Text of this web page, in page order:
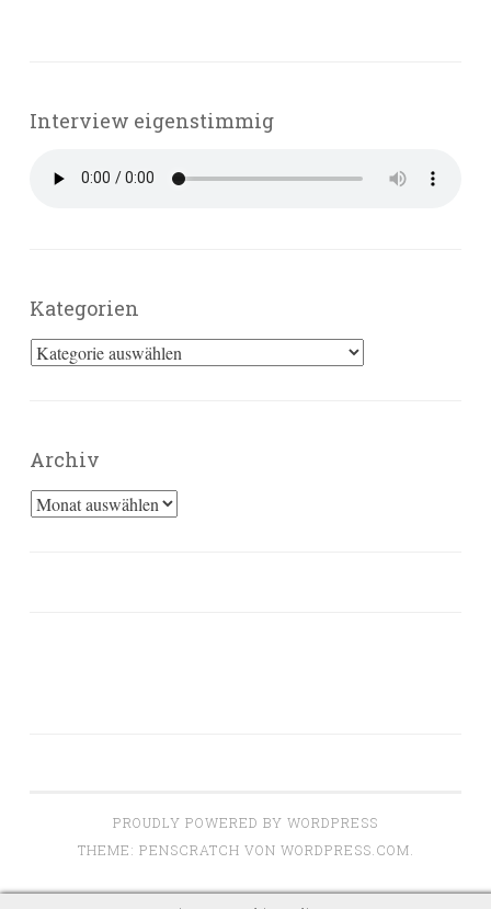
Interview eigenstimmig
Kategorien
Kategorien
Archiv
Archiv
PROUDLY POWERED BY WORDPRESS
THEME: PENSCRATCH VON WORDPRESS.COM